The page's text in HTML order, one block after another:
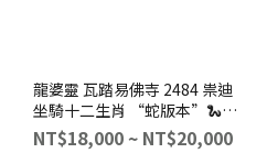
龍婆靈 瓦踏易佛寺 2484 祟迪
坐騎十二生肖 “蛇版本”🐍
【夢幻佛牌】
NT$18,000 ~ NT$20,000